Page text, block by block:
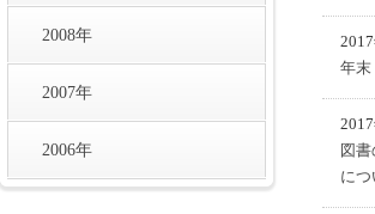
2008年
2007年
2006年
年末
図
につ